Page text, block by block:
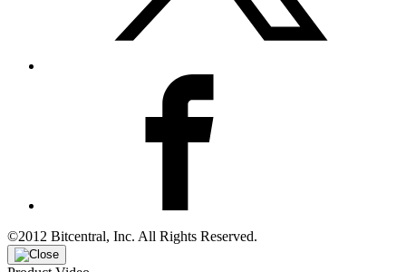
©2012 Bitcentral, Inc. All Rights Reserved.